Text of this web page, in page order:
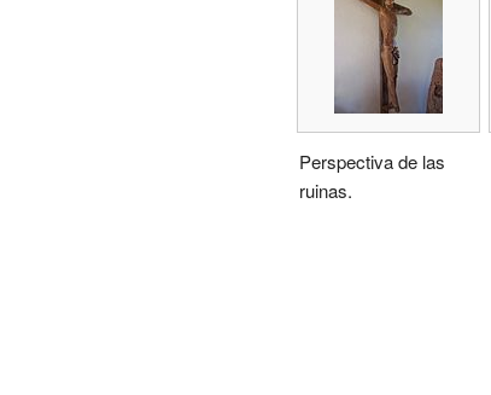
Perspectiva de las
ruinas.